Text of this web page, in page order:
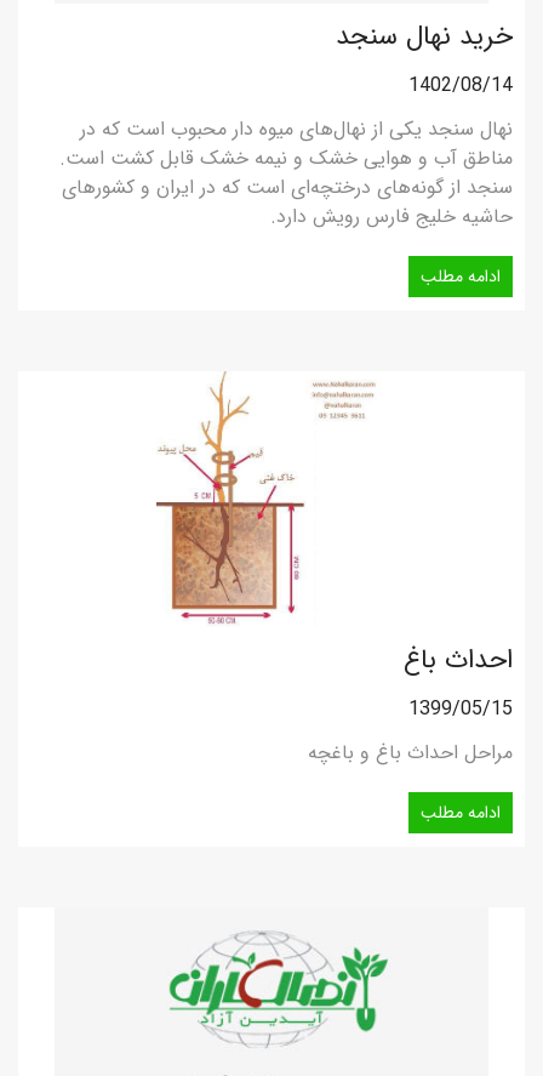
خرید نهال سنجد
1402/08/14
نهال سنجد یکی از نهال‌های میوه‌ دار محبوب است که در
مناطق آب و هوایی خشک و نیمه خشک قابل کشت است.
سنجد از گونه‌های درختچه‌ای است که در ایران و کشورهای
حاشیه خلیج فارس رویش دارد.
ادامه مطلب
احداث باغ
1399/05/15
مراحل احداث باغ و باغچه
ادامه مطلب